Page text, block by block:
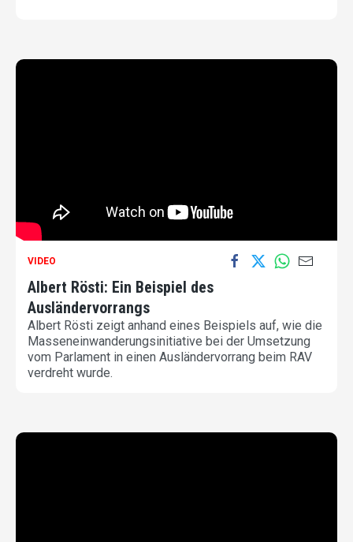
VIDEO
Albert Rösti: Ein Beispiel des
Ausländervorrangs
Albert Rösti zeigt anhand eines Beispiels auf, wie die
Masseneinwanderungsinitiative bei der Umsetzung
vom Parlament in einen Ausländervorrang beim RAV
verdreht wurde.